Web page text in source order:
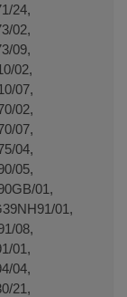
24,
02,
09,
02,
07,
02,
07,
04,
05,
01,
01,
08,
01,
04,
21,